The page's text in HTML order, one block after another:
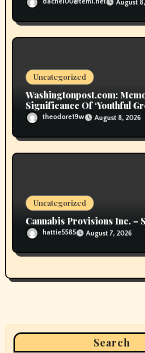
dachel00@teml.net August
Uncategorized
Washingtonpost.com:
Significance Of ‘Youthful
Smokers’
theodore19w August 8, 2026
Uncategorized
Cannabis Provisions Inc. –
hattie5585 August 7, 2026
Search